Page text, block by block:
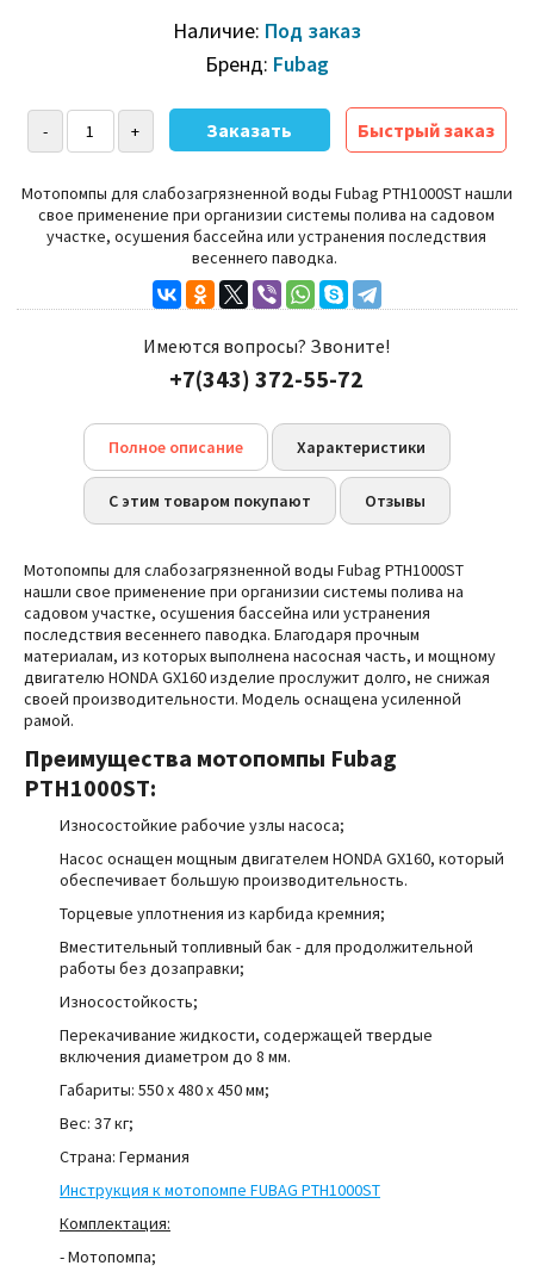
Наличие: Под заказ
Бренд: Fubag
Быстрый заказ
Мотопомпы для слабозагрязненной воды Fubag PTH1000ST нашли
свое применение при организии системы полива на садовом
участке, осушения бассейна или устранения последствия
весеннего паводка.
Имеются вопросы? Звоните!
+7(343) 372-55-72
Полное описание Характеристики
С этим товаром покупают Отзывы
Мотопомпы для слабозагрязненной воды Fubag PTH1000ST
нашли свое применение при организии системы полива на
садовом участке, осушения бассейна или устранения
последствия весеннего паводка. Благодаря прочным
материалам, из которых выполнена насосная часть, и мощному
двигателю HONDA GX160 изделие прослужит долго, не снижая
своей производительности. Модель оснащена усиленной
рамой.
Преимущества мотопомпы Fubag
PTH1000ST:
Износостойкие рабочие узлы насоса;
Насос оснащен мощным двигателем HONDA GX160, который
обеспечивает большую производительность.
Торцевые уплотнения из карбида кремния;
Вместительный топливный бак - для продолжительной
работы без дозаправки;
Износостойкость;
Перекачивание жидкости, содержащей твердые
включения диаметром до 8 мм.
Габариты: 550 х 480 х 450 мм;
Вес: 37 кг;
Страна: Германия
Инструкция к мотопомпе FUBAG PTH1000ST
Комплектация:
- Мотопомпа;